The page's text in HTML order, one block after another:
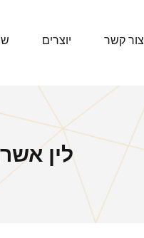
צור קשר יוצרים
לין